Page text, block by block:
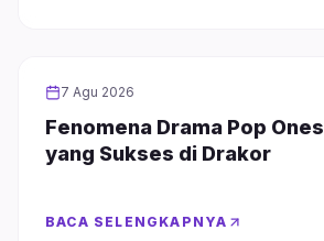
DRAMA7 Agu 2026
Fenomena Drama Pop
yang Sukses di Drakor
BACA SELENGKAPNYA